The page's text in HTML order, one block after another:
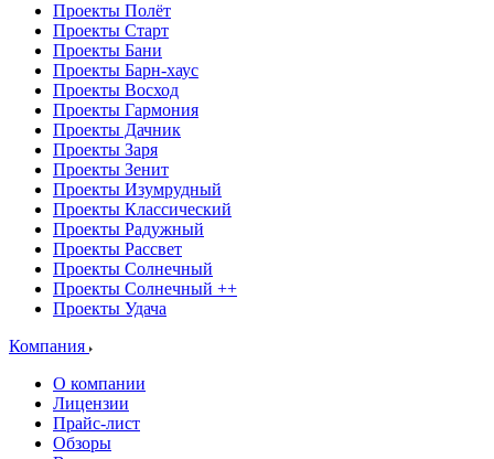
Проекты Полёт
Проекты Старт
Проекты Бани
Проекты Барн-хаус
Проекты Восход
Проекты Гармония
Проекты Дачник
Проекты Заря
Проекты Зенит
Проекты Изумрудный
Проекты Классический
Проекты Радужный
Проекты Рассвет
Проекты Солнечный
Проекты Солнечный ++
Проекты Удача
Компания
О компании
Лицензии
Прайс-лист
Обзоры